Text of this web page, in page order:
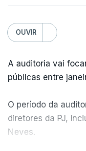
OUVIR
A auditoria vai
públicas entre
O período da
diretores da PJ,
Neves.